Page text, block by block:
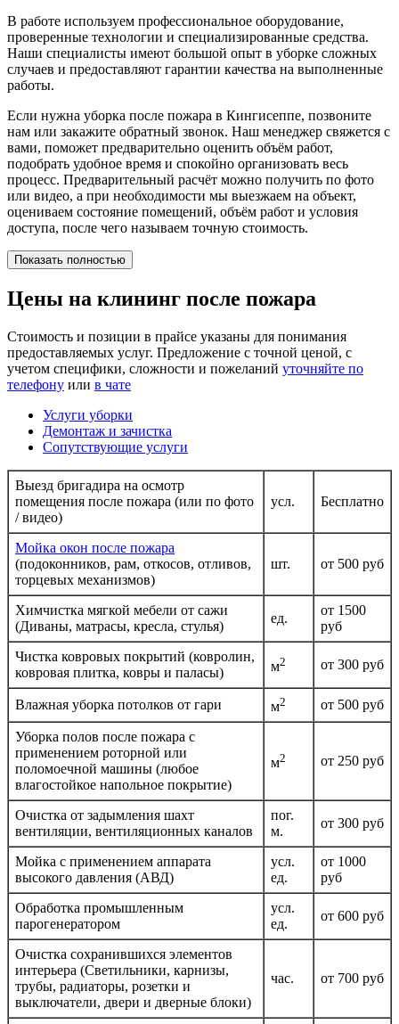
В работе используем профессиональное оборудование,
проверенные технологии и специализированные средства.
Наши специалисты имеют большой опыт в уборке сложных
случаев и предоставляют гарантии качества на выполненные
работы.
Если нужна уборка после пожара в Кингисеппе, позвоните
нам или закажите обратный звонок. Наш менеджер свяжется с
вами, поможет предварительно оценить объём работ,
подобрать удобное время и спокойно организовать весь
процесс. Предварительный расчёт можно получить по фото
или видео, а при необходимости мы выезжаем на объект,
оцениваем состояние помещений, объём работ и условия
доступа, после чего называем точную стоимость.
Показать полностью
Цены на клининг после пожара
Стоимость и позиции в прайсе указаны для понимания
предоставляемых услуг. Предложение с точной ценой, с
учетом специфики, сложности и пожеланий уточняйте по
телефону или в чате
Услуги уборки
Демонтаж и зачистка
Сопутствующие услуги
Выезд бригадира на осмотр
помещения после пожара (или по фото
/ видео)
усл. Бесплатно
Мойка окон после пожара
(подоконников, рам, откосов, отливов,
торцевых механизмов)
шт. от 500 руб
Химчистка мягкой мебели от сажи
(Диваны, матрасы, кресла, стулья)
ед.
от 1500
руб
Чистка ковровых покрытий (ковролин,
ковровая плитка, ковры и паласы)
м2 от 300 руб
Влажная уборка потолков от гари м2 от 500 руб
Уборка полов после пожара с
применением роторной или
поломоечной машины (любое
влагостойкое напольное покрытие)
м2 от 250 руб
Очистка от задымления шахт
вентиляции, вентиляционных каналов
пог.
м.
от 300 руб
Мойка с применением аппарата
высокого давления (АВД)
усл.
ед.
от 1000
руб
Обработка промышленным
парогенератором
усл.
ед.
от 600 руб
Очистка сохранившихся элементов
интерьера (Светильники, карнизы,
трубы, радиаторы, розетки и
выключатели, двери и дверные блоки)
час. от 700 руб